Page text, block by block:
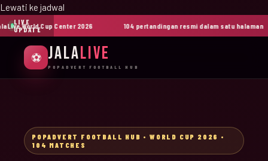
Lewati ke jadwal
LIVE
UPDATE
World Cup Center 2026 104 pertandingan resmi dalam satu halaman
⚽ JALALIVE
POPADVERT FOOTBALL HUB
POPADVERT FOOTBALL HUB • WORLD CUP 2026 •
104 MATCHES